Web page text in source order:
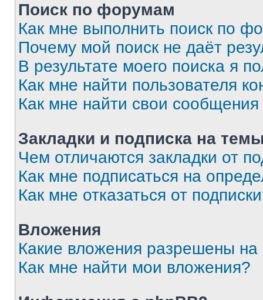
Поиск по форумам
Как мне выполнить поиск по
Почему мой поиск не даёт
В результате моего поиска я
Как мне найти пользователя
Как мне найти свои
Закладки и подписка на
Чем отличаются закладки от
Как мне подписаться на
Как мне отказаться от
Вложения
Какие вложения разрешены
Как мне найти мои вложения?